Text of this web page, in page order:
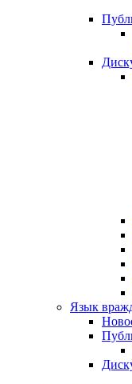
Язык